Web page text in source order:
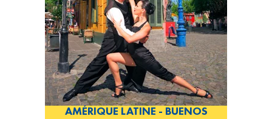
AMÉRIQUE LATINE - BUENOS